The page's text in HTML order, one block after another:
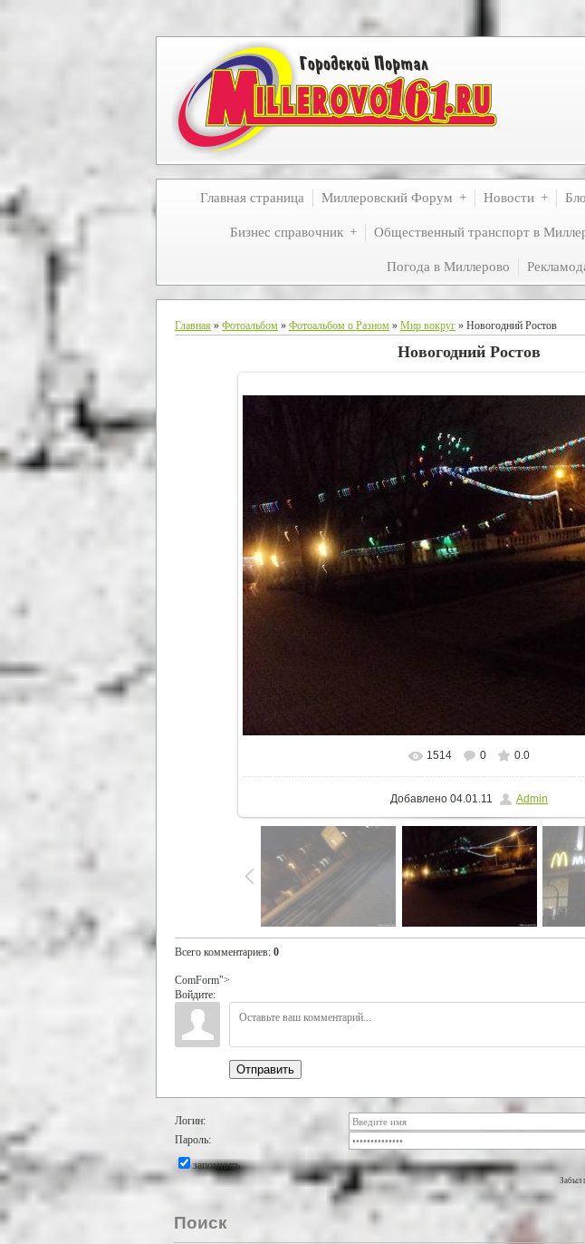
Главная страница Миллеровский Форум Новости
Бизнес справочник Общественный транспорт в
Погода в Миллерово
Главная » Фотоальбом » Фотоальбом о Разном » Мир вокруг » Новогодний Ростов
Новогодний Ростов
В реальном размере 800x600
1514 0 0.0
Добавлено 04.01.11 Admin
Всего комментариев: 0
ComForm">
Войдите:
Отправить
Логин:
Пароль:
запомнить
Забыл
Поиск